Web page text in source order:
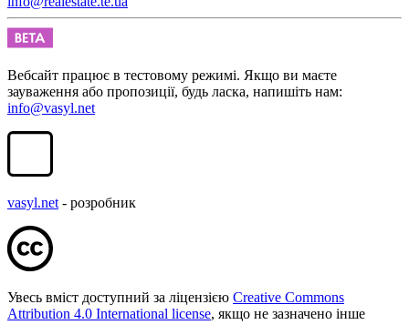
Вебсайт працює в тестовому режимі. Якщо ви маєте
зауваження або пропозиції, будь ласка, напишіть нам:
info@vasyl.net
vasyl.net - розробник
Увесь вміст доступний за ліцензією Creative Commons
Attribution 4.0 International license, якщо не зазначено інше